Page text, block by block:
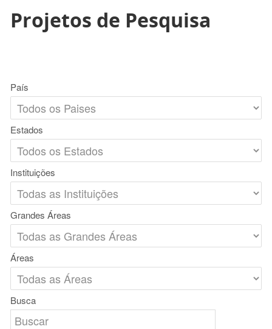
Projetos de Pesquisa
País
Estados
Instituições
Grandes Áreas
Áreas
Busca